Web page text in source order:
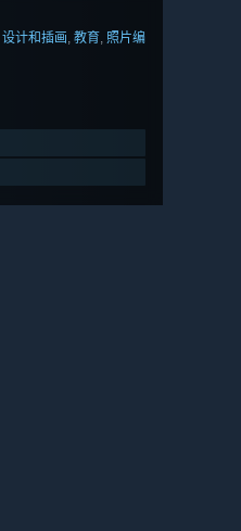
设计和插画, 教育, 照片编